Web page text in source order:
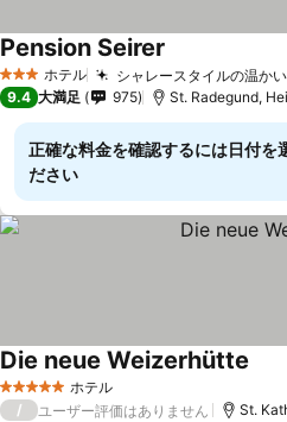
3 ホテルのランク
ホテル シャレースタイルの温か
Pension Seirer
9.4 大満足 975 St. Radegund,
正確な料金を確認するには日付を
ださい
5 ホテルのランク
ホテル
Die neue Weizerhütte
/ ユーザー評価はありません